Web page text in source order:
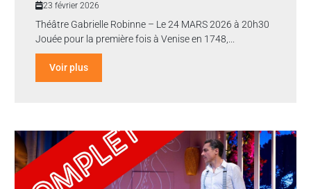
23 février 2026
Théâtre Gabrielle Robinne – Le 24 MARS 2026 à 20h30
Jouée pour la première fois à Venise en 1748,...
Voir plus